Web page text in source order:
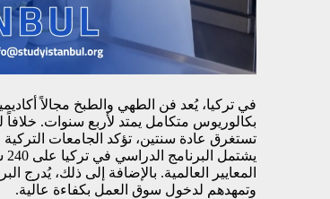
في تركيا، يُعد فن الطهي والطبخ مجالاً
بكالوريوس متكامل يمتد لأربع سنوات.
تستغرق عادة سنتين، تؤكد الجامعات
المعايير العالمية. بالإضافة إلى ذلك،
وتمهدهم لدخول سوق العمل بكفاءة عالية.